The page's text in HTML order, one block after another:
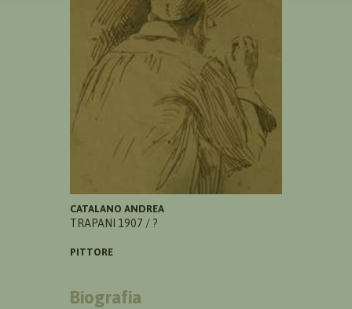
CATALANO ANDREA
TRAPANI 1907 / ?
PITTORE
Biografia